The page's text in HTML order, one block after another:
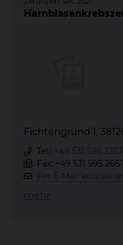
Fichtengrund 1,
Tel.: +49 531 595 2353
Fax: +49 531 595
Per E-Mail
mehr